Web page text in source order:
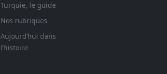
Turquie, le guide
Nos rubriques
Aujourd’hui dans
l’histoire